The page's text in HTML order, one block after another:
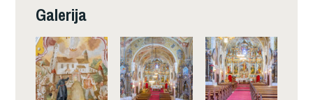
Galerija